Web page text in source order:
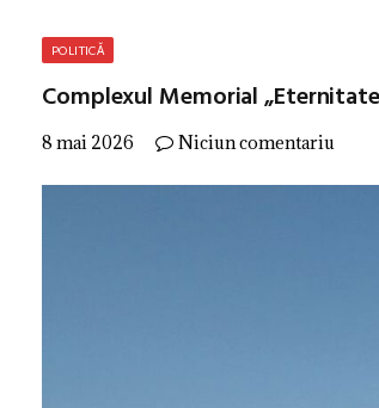
POLITICĂ
Complexul Memorial
8 mai 2026 Niciun comentariu